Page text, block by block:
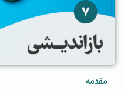
مقدمه